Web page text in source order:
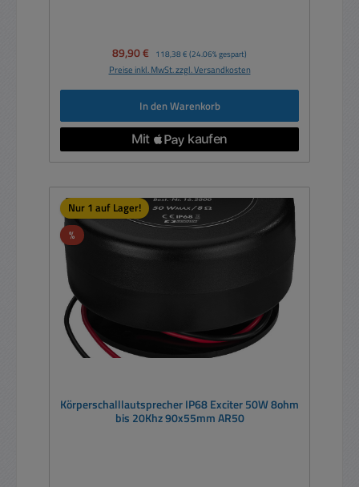
Verkaufspreis:
89,90 € Regulärer Preis:
118,38 € (24.06% gespart)
Preise inkl. MwSt. zzgl. Versandkosten
In den Warenkorb
Nur 1 auf Lager!
%Rabatt
Körperschalllautsprecher IP68 Exciter 50W 8ohm
bis 20Khz 90x55mm AR50